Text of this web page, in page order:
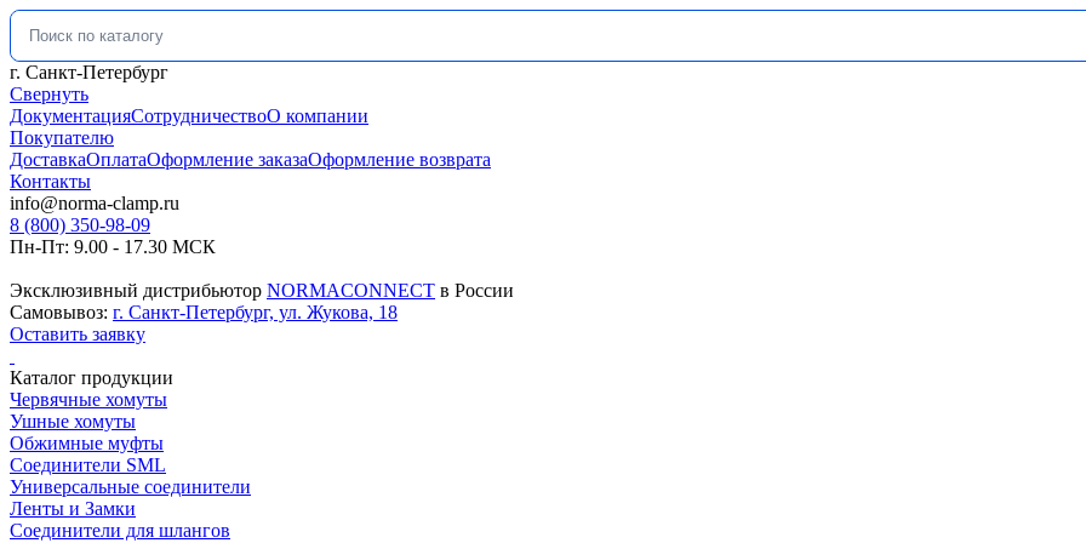
Искать:
г. Санкт-Петербург
Свернуть
ДокументацияСотрудничествоО компании
Покупателю
ДоставкаОплатаОформление заказаОформление возврата
Контакты
info@norma-clamp.ru
8 (800) 350-98-09
Пн-Пт: 9.00 - 17.30 МСК
Эксклюзивный дистрибьютор NORMACONNECT в России
Самовывоз: г. Санкт-Петербург, ул. Жукова, 18
Оставить заявку
Каталог продукции
Червячные хомуты
Ушные хомуты
Обжимные муфты
Соединители SML
Универсальные соединители
Ленты и Замки
Соединители для шлангов